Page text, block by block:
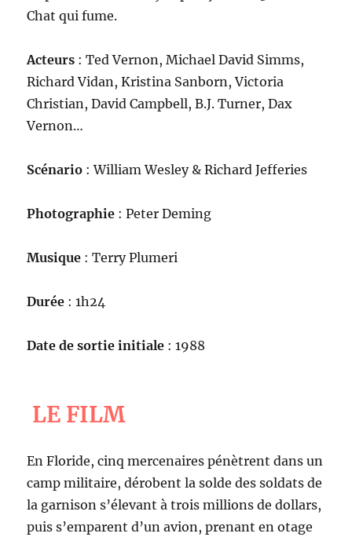
Chat qui fume.
Acteurs : Ted Vernon, Michael David Simms,
Richard Vidan, Kristina Sanborn, Victoria
Christian, David Campbell, B.J. Turner, Dax
Vernon…
Scénario : William Wesley & Richard Jefferies
Photographie : Peter Deming
Musique : Terry Plumeri
Durée : 1h24
Date de sortie initiale : 1988
LE FILM
En Floride, cinq mercenaires pénètrent dans un
camp militaire, dérobent la solde des soldats de
la garnison s’élevant à trois millions de dollars,
puis s’emparent d’un avion, prenant en otage